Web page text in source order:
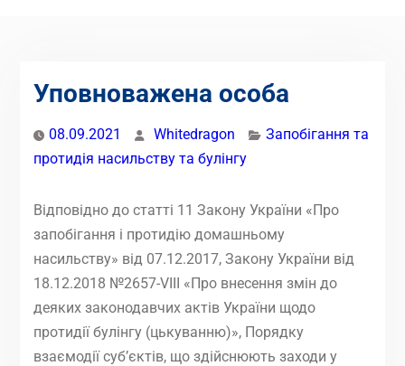
Уповноважена особа
08.09.2021 Whitedragon
Запобігання та
протидія насильству та булінгу
Відповідно до статті 11 Закону України «Про
запобігання і протидію домашньому
насильству» від 07.12.2017, Закону України від
18.12.2018 №2657-VIII «Про внесення змін до
деяких законодавчих актів України щодо
протидії булінгу (цькуванню)», Порядку
взаємодії суб’єктів, що здійснюють заходи у